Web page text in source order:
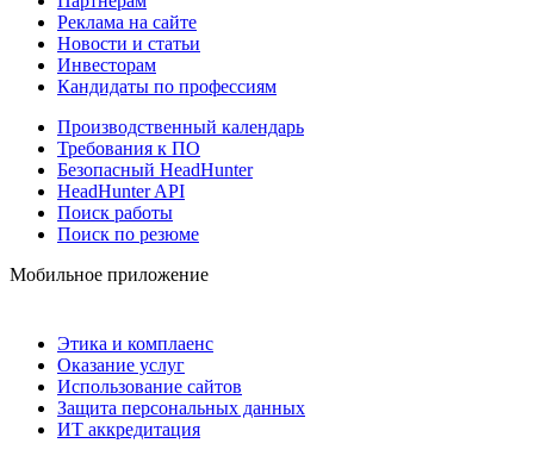
Реклама на сайте
Новости и статьи
Инвесторам
Кандидаты по профессиям
Производственный календарь
Требования к ПО
Безопасный HeadHunter
HeadHunter API
Поиск работы
Поиск по резюме
Мобильное приложение
Этика и комплаенс
Оказание услуг
Использование сайтов
Защита персональных данных
ИТ аккредитация